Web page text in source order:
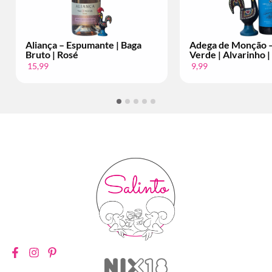
Aliança – Espumante | Baga
Bruto | Rosé
15,99
Adega de Monção –
Verde | Alvarinho |